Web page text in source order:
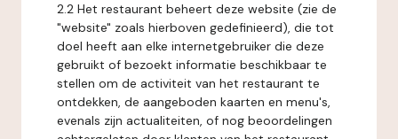
2.2 Het restaurant beheert deze website (zie de
"website" zoals hierboven gedefinieerd), die tot
doel heeft aan elke internetgebruiker die deze
gebruikt of bezoekt informatie beschikbaar te
stellen om de activiteit van het restaurant te
ontdekken, de aangeboden kaarten en menu's,
evenals zijn actualiteiten, of nog beoordelingen